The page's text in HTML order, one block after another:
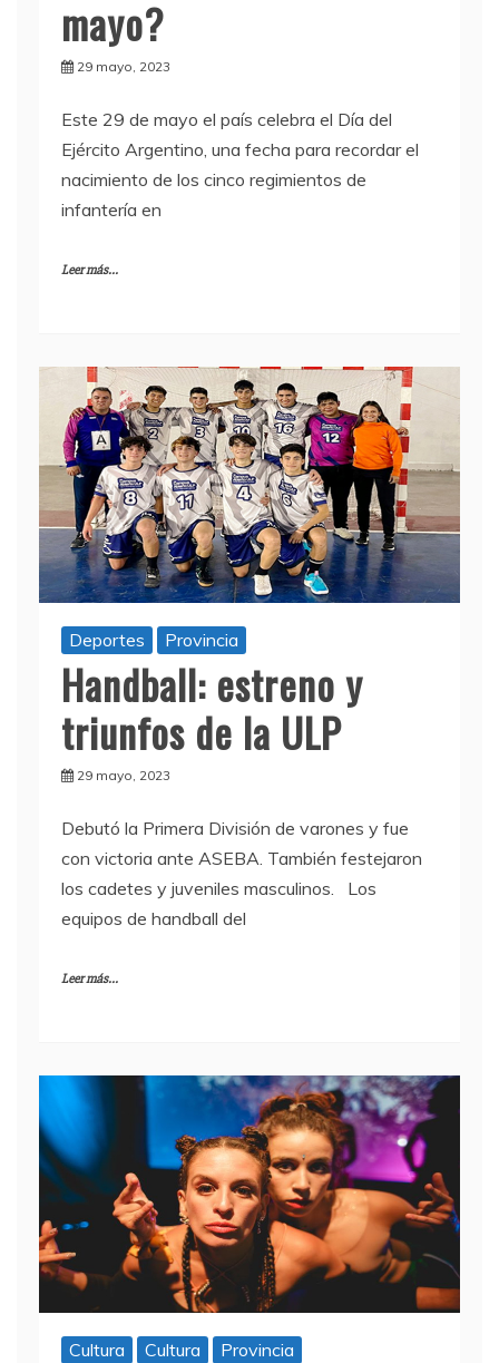
mayo?
29 mayo, 2023
Este 29 de mayo el país celebra el Día del
Ejército Argentino, una fecha para recordar el
nacimiento de los cinco regimientos de
infantería en
Leer más...
Deportes Provincia
Handball: estreno y
triunfos de la ULP
29 mayo, 2023
Debutó la Primera División de varones y fue
con victoria ante ASEBA. También festejaron
los cadetes y juveniles masculinos. Los
equipos de handball del
Leer más...
Cultura Cultura Provincia